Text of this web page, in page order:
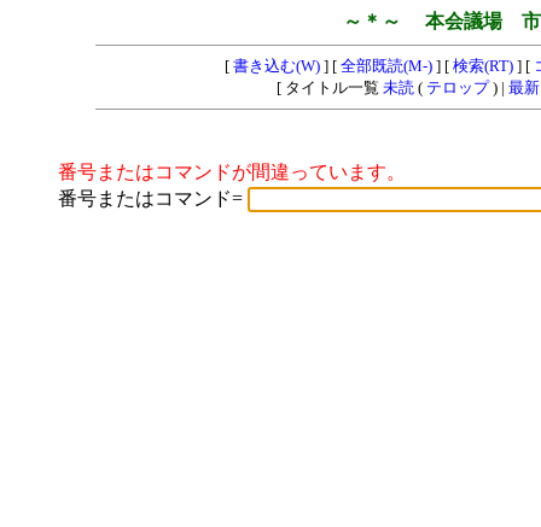
～＊～ 本会議場 市
[ 書き込む(W)] [ 全部既読(M-)] [ 検索(RT)] [
[ タイトル一覧 未読( テロップ) | 最新
番号またはコマンドが間違っています。
番号またはコマンド=